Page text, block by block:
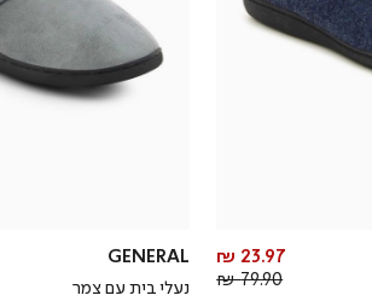
מחיר
מוצר
23.97 ₪
מחיר
79.90 ₪
GENERAL
נעלי בית עם צמר